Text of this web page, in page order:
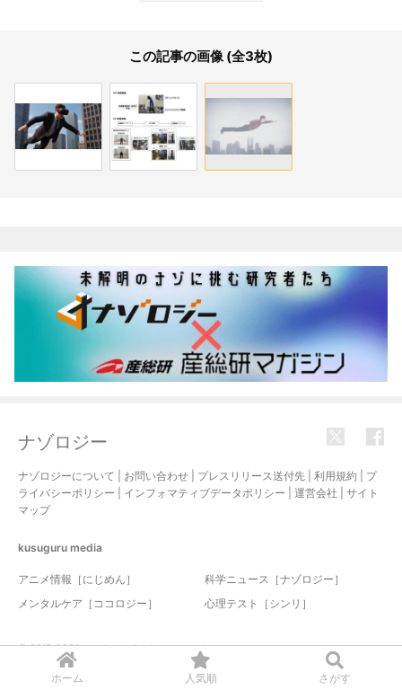
ホーム 人気順 さがす
この記事の画像 (全3枚)
ナゾロジー
ナゾロジーについて お問い合わせ プレスリリース送付先 利用規約
プ
ライバシーポリシー
インフォマティブデータポリシー 運営会社
サイト
マップ
kusuguru media
アニメ情報［にじめん］
科学ニュース［ナゾロジー］
メンタルケア［ココロジー］
心理テスト［シンリ］
© 2017-2026 nazology. all rights reserved.